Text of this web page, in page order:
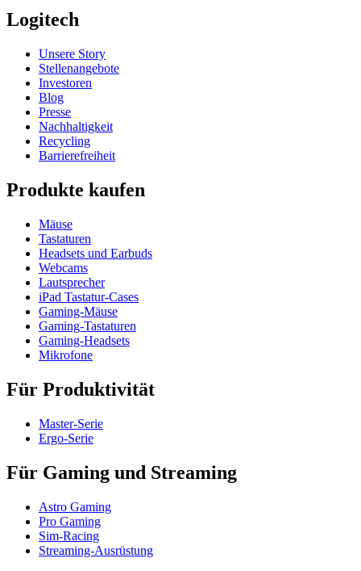
Logitech
Unsere Story
Stellenangebote
Investoren
Blog
Presse
Nachhaltigkeit
Recycling
Barrierefreiheit
Produkte kaufen
Mäuse
Tastaturen
Headsets und Earbuds
Webcams
Lautsprecher
iPad Tastatur-Cases
Gaming-Mäuse
Gaming-Tastaturen
Gaming-Headsets
Mikrofone
Für Produktivität
Master-Serie
Ergo-Serie
Für Gaming und Streaming
Astro Gaming
Pro Gaming
Sim-Racing
Streaming-Ausrüstung